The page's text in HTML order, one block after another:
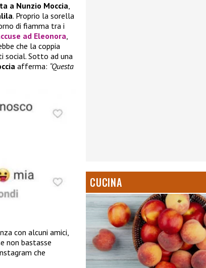
a Nunzio Moccia,
. Proprio la sorella
di fiamma tra i
ad Eleonora,
che la coppia
social. Sotto ad una
afferma: “Questa
con alcuni amici,
non bastasse
che
CUCINA